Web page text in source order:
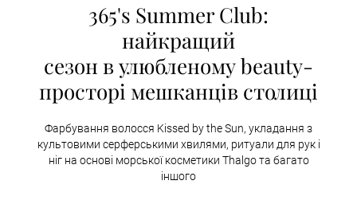
365's Summer Club:
найкращий
сезон в улюбленому beauty-
просторі мешканців столиці
Фарбування волосся Kissed by the Sun, укладання з
культовими серферськими хвилями, ритуали для рук і
ніг на основі морської косметики Thalgo та багато
іншого